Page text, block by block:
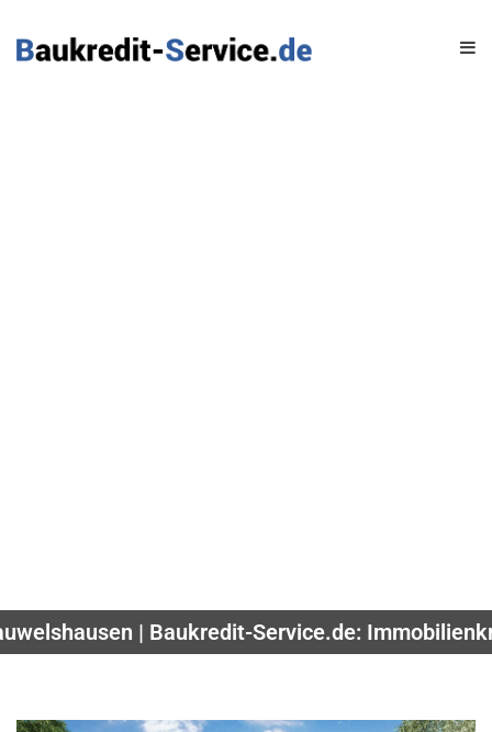
| Baukredit-Service.de: